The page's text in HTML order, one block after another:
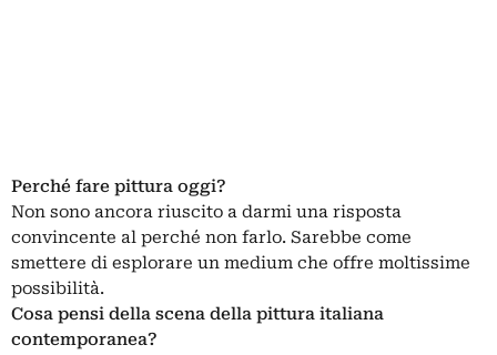
Perché fare pittura oggi?
Non sono ancora riuscito a darmi una risposta
convincente al perché non farlo. Sarebbe come
smettere di esplorare un medium che offre moltissime
possibilità.
Cosa pensi della scena della pittura italiana
contemporanea?